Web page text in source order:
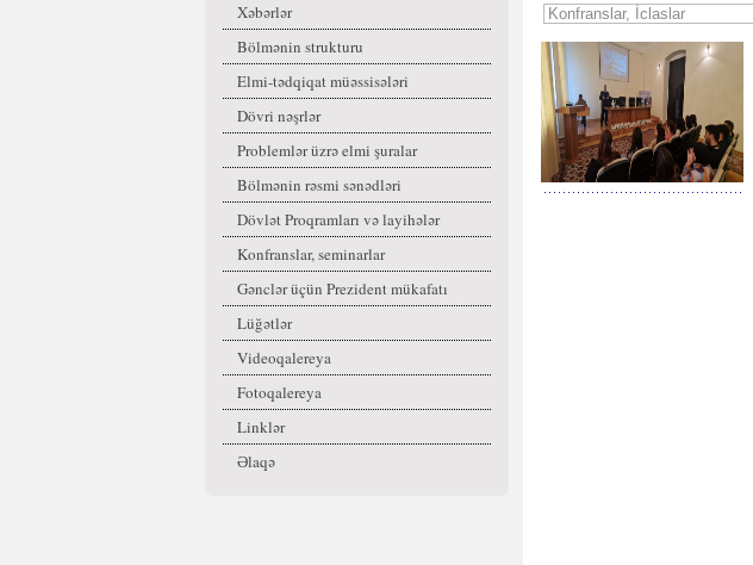
Xəbərlər
Bölmənin strukturu
Elmi-tədqiqat müəssisələri
Dövri nəşrlər
Problemlər üzrə elmi şuralar
Bölmənin rəsmi sənədləri
Dövlət Proqramları və layihələr
Konfranslar, seminarlar
Gənclər üçün Prezident mükafatı
Lüğətlər
Videoqalereya
Fotoqalereya
Linklər
Əlaqə